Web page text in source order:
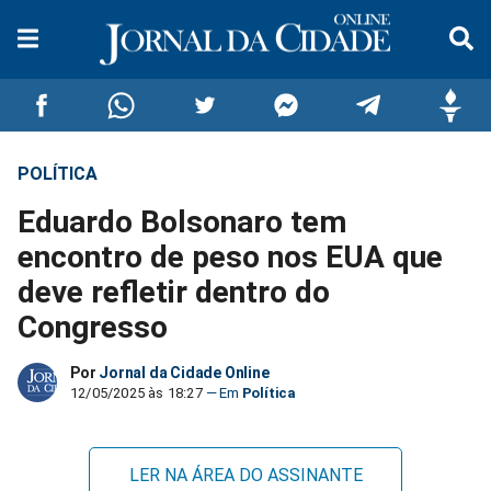
Compartilhar
no
Facebook
Compartilhar
no
Whatsapp
no
Twitter
no
Messenger
no
Telegram
POLÍTICA
Eduardo Bolsonaro tem
encontro de peso nos EUA que
deve refletir dentro do
Congresso
Por Jornal da Cidade Online
12/05/2025 às 18:27 Política
LER NA ÁREA DO ASSINANTE